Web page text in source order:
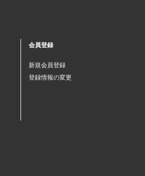
会員登録
新規会員登録
登録情報の変更